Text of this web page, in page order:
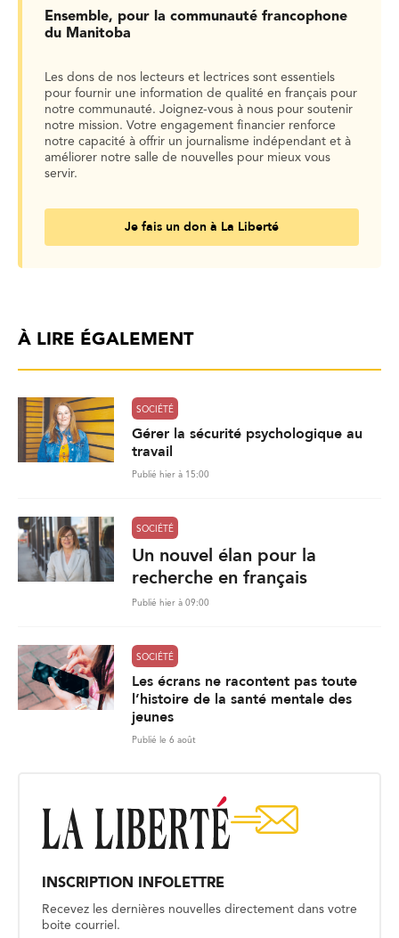
Ensemble, pour la communauté francophone
du Manitoba
Les dons de nos lecteurs et lectrices sont essentiels
pour fournir une information de qualité en français pour
notre communauté. Joignez-vous à nous pour soutenir
notre mission. Votre engagement financier renforce
notre capacité à offrir un journalisme indépendant et à
améliorer notre salle de nouvelles pour mieux vous
servir.
Je fais un don à La Liberté
À LIRE ÉGALEMENT
SOCIÉTÉ
Gérer la sécurité psychologique au
travail
Publié hier à 15:00
SOCIÉTÉ
Un nouvel élan pour la
recherche en français
Publié hier à 09:00
SOCIÉTÉ
Les écrans ne racontent pas toute
l’histoire de la santé mentale des
jeunes
Publié le 6 août
INSCRIPTION INFOLETTRE
Recevez les dernières nouvelles directement dans votre
boite courriel.